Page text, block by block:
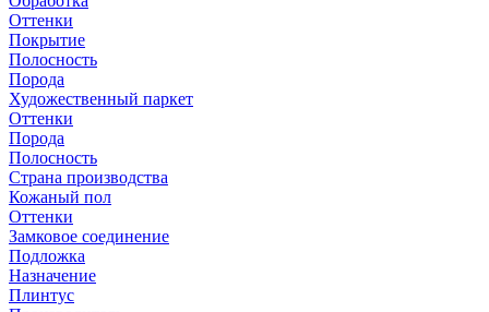
Оттенки
Покрытие
Полосность
Порода
Художественный паркет
Оттенки
Порода
Полосность
Страна производства
Кожаный пол
Оттенки
Замковое соединение
Подложка
Назначение
Плинтус